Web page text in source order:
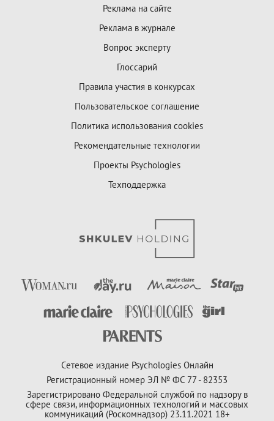
Реклама на сайте
Реклама в журнале
Вопрос эксперту
Глоссарий
Правила участия в конкурсах
Пользовательское соглашение
Политика использования cookies
Рекомендательные технологии
Проекты Psychologies
Техподдержка
Сетевое издание Psychologies Онлайн
Регистрационный номер ЭЛ № ФС 77 - 82353
Зарегистрировано Федеральной службой по надзору в
сфере связи, информационных технологий и массовых
коммуникаций (Роскомнадзор) 23.11.2021 18+